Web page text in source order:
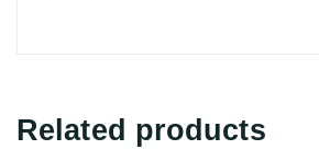
Related products